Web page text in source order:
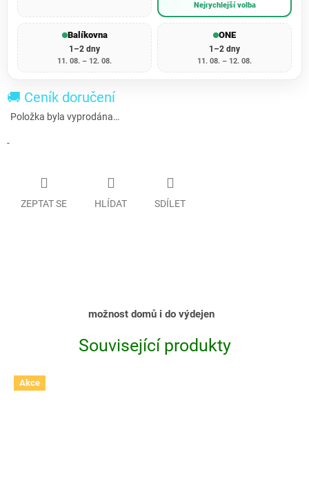
Nejrychlejší volba
Balíkovna
1–2 dny
11. 08. – 12. 08.
ONE
1–2 dny
11. 08. – 12. 08.
🚚 Ceník doručení
Položka byla vyprodána…
-
ZEPTAT SE HLÍDAT SDÍLET
možnost domů i do výdejen
Související produkty
Akce